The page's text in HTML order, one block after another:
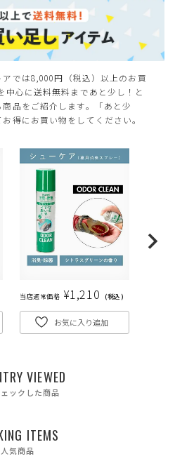
—
—
では8,000円（税込）以上のお買
中心に送料無料まであと少し！と
品をご紹介します。「あと少
得にお買い物をしてください。
当店通常価格 ¥1,210 税込
お気に入り追加
VIEWED
ックした商品
ITEMS
人気商品